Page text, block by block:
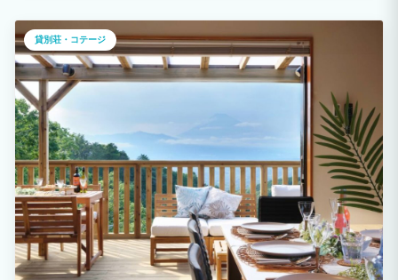
広々とした空間が魅力的！ 【海までは車で10分】 最大6名様まで泊まれる高台の隠れ
家貸し別荘。 海までは車で10分程で行けるのはファミリー、仲間内の旅行などにも最
適！ 静かな木々に囲まれたGlobe House 熱海は 都会の喧騒を忘れ、ひとときの癒し
が感じられます。 日々の疲れを癒す最高のスポット！ 【ペットもご一緒に】 いつも
お留守番ではとても寂しいペット君も歓迎です。 ※ペットに関するルールをご確認く
ださい。 【レジャー】 熱海は夏のマリンスポーツはもちろんのこと、海岸沿いでは釣
りなど。 また伊東市・熱海市はみかん狩りなども有名でございます。 お車で30分ほど
下りますと伊東・伊豆高原方面まで行けますので、 そうしますとまた多くのスポット
がございます。 海水浴や釣り、ゴルフ、観光など目的もいろいろ。バーベキューは年
中無料なので安心! 近くには大型スーパーはもちろん海産物の直売所や干物屋さんも多
くあり、BBQ用品は無料なので 手ぶらでバーベキューが出来ちゃう!(食材等お口に入
るものはご用意ください。)みんなでワイワイ楽しもう!
貸別荘・コテージ